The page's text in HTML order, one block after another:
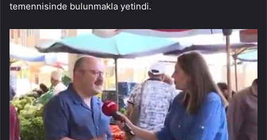
temennisinde bulunmakla yetindi.